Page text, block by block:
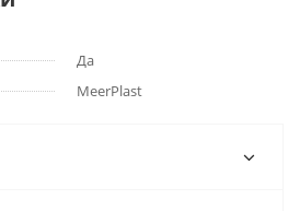
Да
MeerPlast